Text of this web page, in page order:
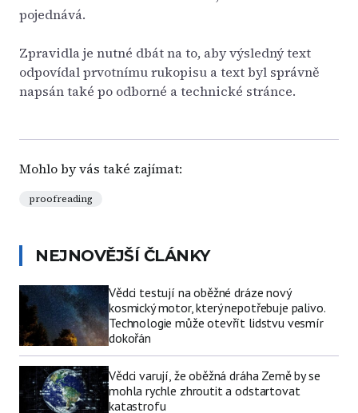
pojednává.
Zpravidla je nutné dbát na to, aby výsledný text
odpovídal prvotnímu rukopisu a text byl správně
napsán také po odborné a technické stránce.
Mohlo by vás také zajímat:
proofreading
NEJNOVĚJŠÍ ČLÁNKY
Vědci testují na oběžné dráze nový
kosmický motor, který nepotřebuje palivo.
Technologie může otevřít lidstvu vesmír
dokořán
Vědci varují, že oběžná dráha Země by se
mohla rychle zhroutit a odstartovat
katastrofu